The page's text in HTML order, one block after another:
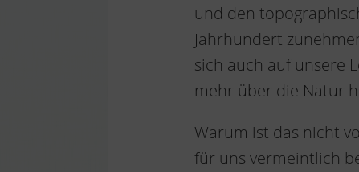
und den
Jahrhundert
sich auch auf unsere
mehr über die Natur
Warum ist das nicht
für uns vermeintlich